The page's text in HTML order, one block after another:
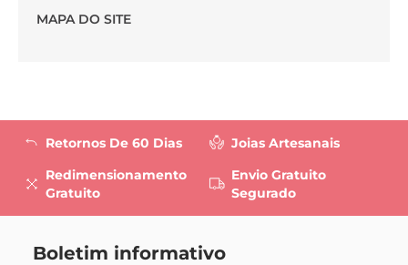
MAPA DO SITE
Retornos De 60 Dias
Redimensionamento
Gratuito
Joias Artesanais
Envio Gratuito
Segurado
Boletim informativo